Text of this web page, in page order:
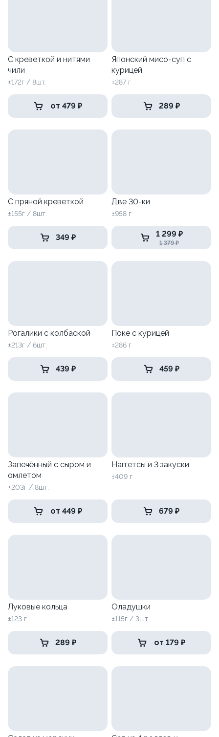
С креветкой и нитями
чили
±172г / 8шт.
от 479 ₽
Японский мисо-суп с
курицей
±287 г
289 ₽
С пряной креветкой
±155г / 8шт.
349 ₽
Две 30-ки
±958 г
1 299 ₽
1 379 ₽
Рогалики с колбаской
±213г / 6шт.
439 ₽
Поке с курицей
±286 г
459 ₽
Запечённый с сыром и
омлетом
±203г / 8шт.
от 449 ₽
Наггетсы и 3 закуски
±409 г
679 ₽
Луковые кольца
±123 г
289 ₽
Оладушки
±115г / 3шт.
от 179 ₽